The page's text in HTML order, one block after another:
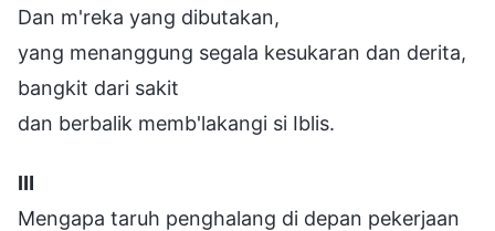
Dan m'reka yang dibutakan,
yang menanggung segala kesukaran dan derita,
bangkit dari sakit
dan berbalik memb'lakangi si Iblis.
Ⅲ
Mengapa taruh penghalang di depan pekerjaan